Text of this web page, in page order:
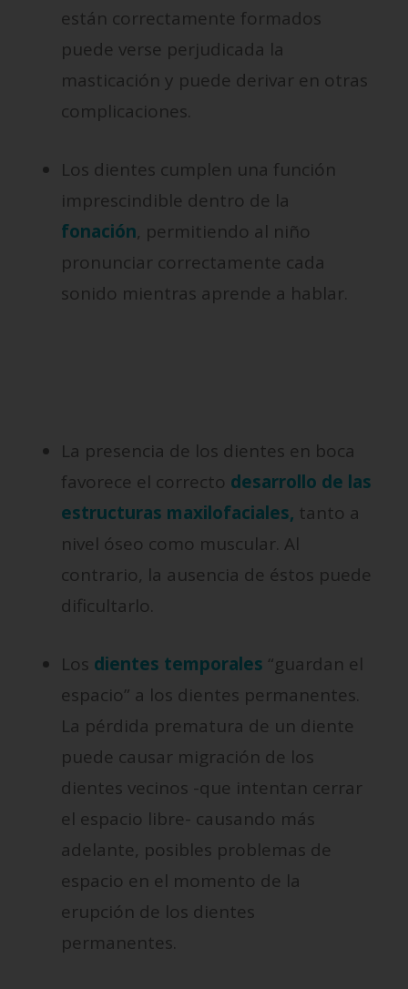
están correctamente formados
puede verse perjudicada la
masticación y puede derivar en otras
complicaciones.
Los dientes cumplen una función
imprescindible dentro de la
fonación, permitiendo al niño
pronunciar correctamente cada
sonido mientras aprende a hablar.
La presencia de los dientes en boca
favorece el correcto desarrollo de las
estructuras maxilofaciales, tanto a
nivel óseo como muscular. Al
contrario, la ausencia de éstos puede
dificultarlo.
Los dientes temporales “guardan el
espacio” a los dientes permanentes.
La pérdida prematura de un diente
puede causar migración de los
dientes vecinos -que intentan cerrar
el espacio libre- causando más
adelante, posibles problemas de
espacio en el momento de la
erupción de los dientes
permanentes.